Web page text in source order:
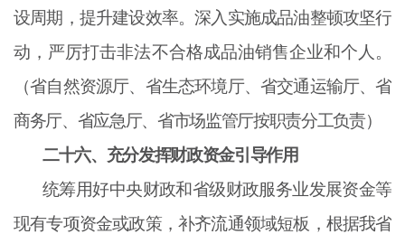
设周期，提升建设效率。深入实施成品油整顿攻坚行
动，严厉打击非法不合格成品油销售企业和个人。
（省自然资源厅、省生态环境厅、省交通运输厅、省
商务厅、省应急厅、省市场监管厅按职责分工负责）
二十六、充分发挥财政资金引导作用
统筹用好中央财政和省级财政服务业发展资金等
现有专项资金或政策，补齐流通领域短板，根据我省